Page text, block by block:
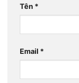
Tên *
Email *